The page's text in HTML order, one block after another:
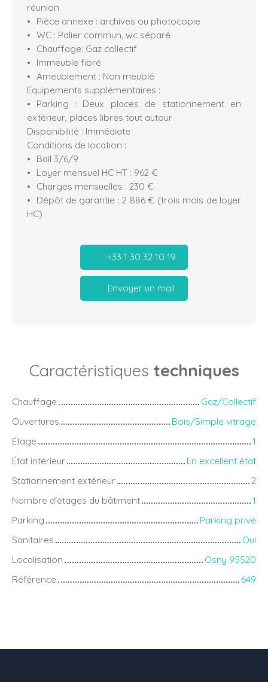
réunion
Pièce annexe : archives ou photocopie
WC : Palier commun, wc séparé
Chauffage: Gaz collectif
Immeuble fibré
Ameublement : Non meublé
Équipements supplémentaires :
Parking : Deux places de stationnement en
extérieur, places libres tout autour
Disponibilité : Immédiate
Conditions de location :
Bail 3/6/9
Loyer mensuel HC HT : 962 €
Charges mensuelles : 230 €
Dépôt de garantie : 2 886 € (trois mois de loyer
HC)
+33 1 30 32 10 19
Envoyer un mail
Caractéristiques techniques
Chauffage
Gaz/Collectif
Ouvertures
Bois/Simple vitrage
Étage
1
État intérieur
En excellent état
Stationnement extérieur
2
Nombre d'étages du bâtiment
1
Parking
Parking privé
Sanitaires
Oui
Localisation
Osny 95520
Référence
649